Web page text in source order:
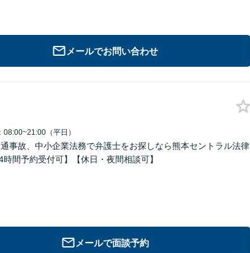
メールでお問い合わせ
08:00~21:00（平日）
事故、中小企業法務で弁護士をお探しなら熊本セントラル法律
間予約受付可】【休日・夜間相談可】
メールで面談予約